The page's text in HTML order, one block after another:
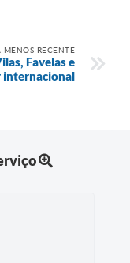
MENOS RECENTE
Favelas e
internacional